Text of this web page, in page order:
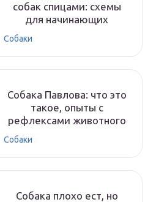
собак спицами: схемы
для начинающих
Собаки
Собака Павлова: что это
такое, опыты с
рефлексами животного
Собаки
Собака плохо ест, но